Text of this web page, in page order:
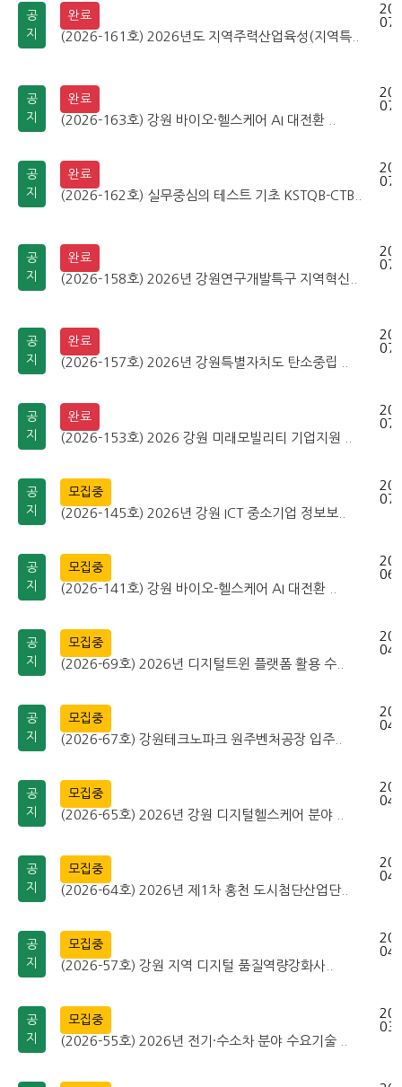
공
지
완료
(2026-161호) 2026년도 지역주력산업육성(지역특..
공
지
완료
(2026-163호) 강원 바이오·헬스케어 AI 대전환 ..
공
지
완료
(2026-162호) 실무중심의 테스트 기초 KSTQB-CTB..
공
지
완료
(2026-158호) 2026년 강원연구개발특구 지역혁신..
공
지
완료
(2026-157호) 2026년 강원특별자치도 탄소중립 ..
공
지
완료
(2026-153호) 2026 강원 미래모빌리티 기업지원 ..
공
지
모집중
(2026-145호) 2026년 강원 ICT 중소기업 정보보..
공
지
모집중
(2026-141호) 강원 바이오-헬스케어 AI 대전환 ..
공
지
모집중
(2026-69호) 2026년 디지털트윈 플랫폼 활용 수..
공
지
모집중
(2026-67호) 강원테크노파크 원주벤처공장 입주..
공
지
모집중
(2026-65호) 2026년 강원 디지털헬스케어 분야 ..
공
지
모집중
(2026-64호) 2026년 제1차 홍천 도시첨단산업단..
공
지
모집중
(2026-57호) 강원 지역 디지털 품질역량강화사..
공
지
모집중
(2026-55호) 2026년 전기·수소차 분야 수요기술 ..